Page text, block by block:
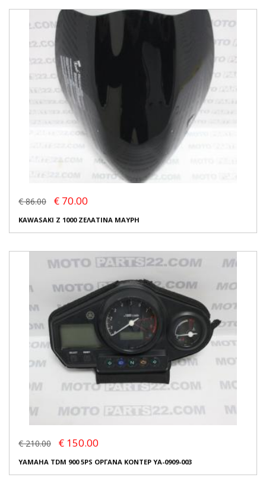
€ 86.00 € 70.00
KAWASAKI Z 1000 ΖΕΛΑΤΙΝΑ ΜΑΥΡΗ
€ 210.00 € 150.00
YAMAHA TDM 900 5PS ΟΡΓΑΝΑ ΚΟΝΤΕΡ YA-0909-003